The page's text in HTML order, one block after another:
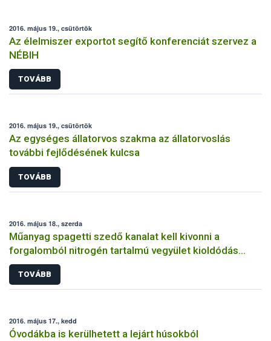
2016. május 19., csütörtök
Az élelmiszer exportot segítő konferenciát szervez a
NÉBIH
TOVÁBB
2016. május 19., csütörtök
Az egységes állatorvos szakma az állatorvoslás
további fejlődésének kulcsa
TOVÁBB
2016. május 18., szerda
Műanyag spagetti szedő kanalat kell kivonni a
forgalomból nitrogén tartalmú vegyület kioldódás
miatt
TOVÁBB
2016. május 17., kedd
Óvodákba is kerülhetett a lejárt húsokból